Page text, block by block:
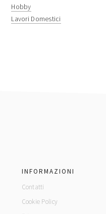
Hobby
Lavori Domestici
INFORMAZIONI
Contatti
Cookie Policy